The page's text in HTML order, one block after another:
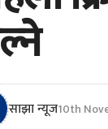
साझा न्यूज10th